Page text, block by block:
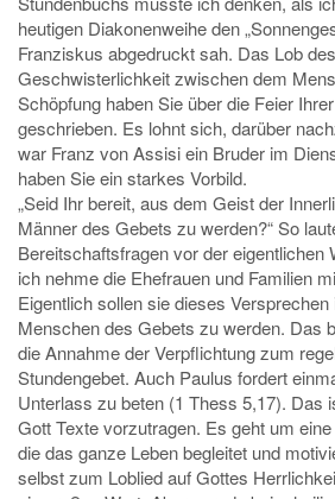
heutigen Diakonenweihe den
Franziskus abgedruckt sah. Das Lob
Geschwisterlichkeit zwischen dem
Schöpfung haben Sie über die Feier
geschrieben. Es lohnt sich, darüber
war Franz von Assisi ein Bruder im
haben Sie ein starkes Vorbild.
„Seid Ihr bereit, aus dem Geist der
Männer des Gebets zu werden?“ So
Bereitschaftsfragen vor der eigentlichen
ich nehme die Ehefrauen und Familien
Eigentlich sollen sie dieses
Menschen des Gebets zu werden. Das
die Annahme der Verpflichtung zum
Stundengebet. Auch Paulus fordert
Unterlass zu beten (1 Thess 5,17). Das
Gott Texte vorzutragen. Es geht um
die das ganze Leben begleitet und
selbst zum Loblied auf Gottes